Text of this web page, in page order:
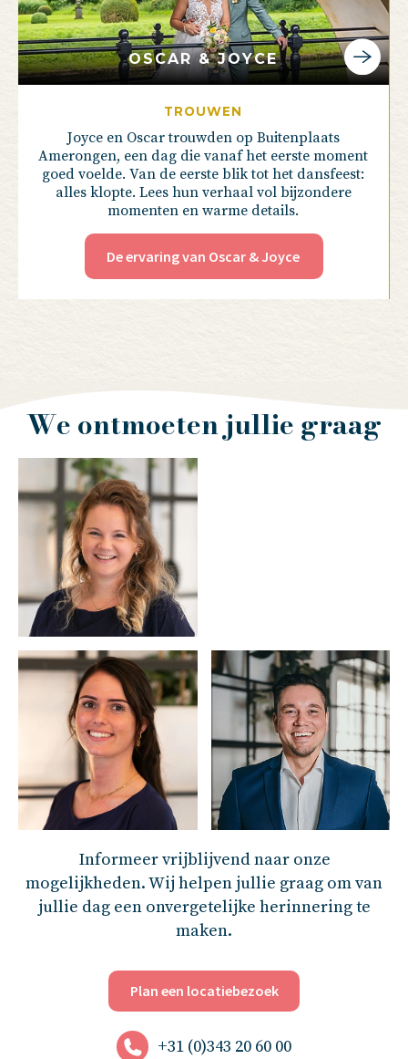
OSCAR & JOYCE
TROUWEN
Joyce en Oscar trouwden op Buitenplaats
Amerongen, een dag die vanaf het eerste moment
goed voelde. Van de eerste blik tot het dansfeest:
alles klopte. Lees hun verhaal vol bijzondere
momenten en warme details.
De ervaring van Oscar & Joyce
We ontmoeten jullie graag
Informeer vrijblijvend naar onze
mogelijkheden. Wij helpen jullie graag om van
jullie dag een onvergetelijke herinnering te
maken.
Plan een locatiebezoek
+31 (0)343 20 60 00